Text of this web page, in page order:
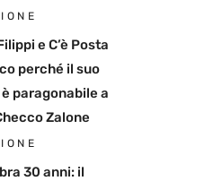
e C’è Posta
perché il suo
paragonabile a
Zalone
30 anni: il